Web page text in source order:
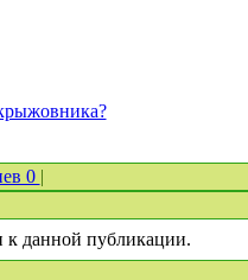
0 |
к данной публикации.